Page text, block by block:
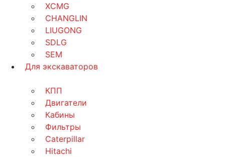
XCMG
CHANGLIN
LIUGONG
SDLG
SEM
Для экскаваторов
КПП
Двигатели
Кабины
Фильтры
Caterpillar
Hitachi